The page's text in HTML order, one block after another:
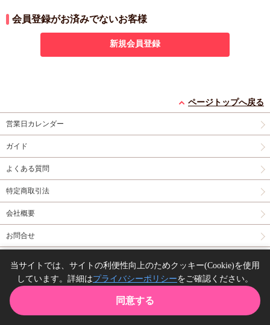
会員登録がお済みでないお客様
新規会員登録
ページトップへ戻る
営業日カレンダー
ガイド
よくある質問
特定商取引法
会社概要
お問合せ
Copyright(C) comicomi studio. All right reserved.
当サイトでは、サイトの利便性向上のためクッキー(Cookie)を使用
しています。詳細はプライバシーポリシーをご確認ください。
同意する